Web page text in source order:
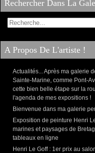
Rechercher Dans La
A Propos De L'artiste !
Actualités... Après ma galerie
Sainte-Marine, comme Pont-
cette bien belle étape sur la
l'agenda de mes expositions !
Bienvenue dans ma galerie
Exposition de peinture Henri
marines et paysages de
tableaux en ligne
Henri Le Goff : 1er prix au